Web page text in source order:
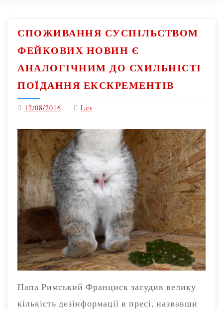
СПОЖИВАННЯ СУСПІЛЬСТВОМ
ФЕЙКОВИХ НОВИН Є
АНАЛОГІЧНИМ ДО СХИЛЬНІСТІ
ПОЇДАННЯ ЕКСКРЕМЕНТІВ
12/08/2016 Lev
Папа Римський Франциск засудив велику
кількість дезінформації в пресі, назвавши